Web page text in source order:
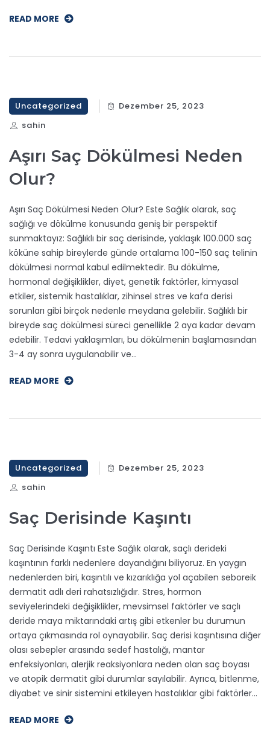
READ MORE
Uncategorized
Dezember 25, 2023
sahin
Aşırı Saç Dökülmesi Neden
Olur?
Aşırı Saç Dökülmesi Neden Olur? Este Sağlık olarak, saç
sağlığı ve dökülme konusunda geniş bir perspektif
sunmaktayız: Sağlıklı bir saç derisinde, yaklaşık 100.000 saç
köküne sahip bireylerde günde ortalama 100-150 saç telinin
dökülmesi normal kabul edilmektedir. Bu dökülme,
hormonal değişiklikler, diyet, genetik faktörler, kimyasal
etkiler, sistemik hastalıklar, zihinsel stres ve kafa derisi
sorunları gibi birçok nedenle meydana gelebilir. Sağlıklı bir
bireyde saç dökülmesi süreci genellikle 2 aya kadar devam
edebilir. Tedavi yaklaşımları, bu dökülmenin başlamasından
3-4 ay sonra uygulanabilir ve…
READ MORE
Uncategorized
Dezember 25, 2023
sahin
Saç Derisinde Kaşıntı
Saç Derisinde Kaşıntı Este Sağlık olarak, saçlı derideki
kaşıntının farklı nedenlere dayandığını biliyoruz. En yaygın
nedenlerden biri, kaşıntılı ve kızarıklığa yol açabilen seboreik
dermatit adlı deri rahatsızlığıdır. Stres, hormon
seviyelerindeki değişiklikler, mevsimsel faktörler ve saçlı
deride maya miktarındaki artış gibi etkenler bu durumun
ortaya çıkmasında rol oynayabilir. Saç derisi kaşıntısına diğer
olası sebepler arasında sedef hastalığı, mantar
enfeksiyonları, alerjik reaksiyonlara neden olan saç boyası
ve atopik dermatit gibi durumlar sayılabilir. Ayrıca, bitlenme,
diyabet ve sinir sistemini etkileyen hastalıklar gibi faktörler…
READ MORE